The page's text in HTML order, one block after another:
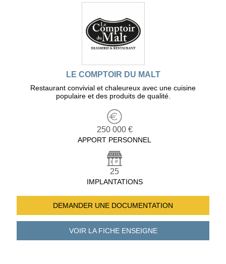
LE COMPTOIR DU MALT
Restaurant convivial et chaleureux avec une cuisine
populaire et des produits de qualité.
250 000 €
APPORT PERSONNEL
25
IMPLANTATIONS
DEMANDER UNE DOCUMENTATION
VOIR LA FICHEENSEIGNE